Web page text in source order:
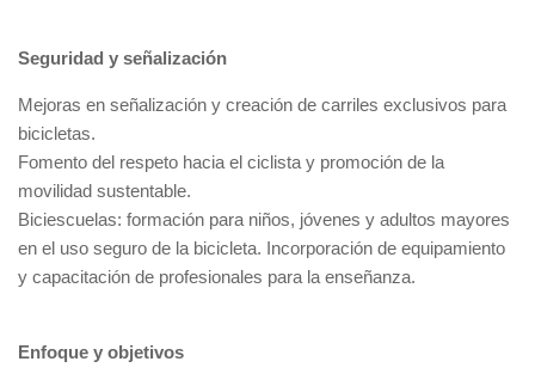
Seguridad y señalización
Mejoras en señalización y creación de carriles exclusivos para
bicicletas.
Fomento del respeto hacia el ciclista y promoción de la
movilidad sustentable.
Biciescuelas: formación para niños, jóvenes y adultos mayores
en el uso seguro de la bicicleta. Incorporación de equipamiento
y capacitación de profesionales para la enseñanza.
Enfoque y objetivos